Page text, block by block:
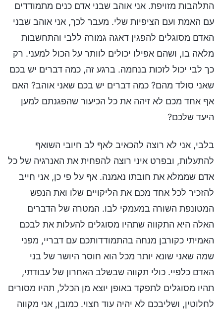
התלהבות מזויפת. אני אוהב שבני אדם כנים מתמודדים
עם האמת ועם הציפיות שלי. מעבר לכך, אני אוהב שבני
האדם מסוגלים להפגין דאגה גמורה ללבי והתחשבות
מלאה בו, ושהם אפילו יכולים לוותר על הכול למעני. רק
כך לבי יכול לזכות בנחמה. ברגע זה, כמה דברים יש בכם
שאני סולד מהם? כמה דברים יש בכם שאני אוהב? האם
אף אחד מכם לא זיהה את כל הכיעור שהפגנתם למען
היעד שלכם?
בלבי, אני לא רוצה להכאיב לאף לב חיובי השואף
להתעלות, ובפרט איני רוצה להפחית את האנרגיה של כל
אדם שממלא את חובתו נאמנה. אף על פי כן, אני חייב
להזכיר לכל אחד מכם את הליקויים שלו ואת הנפש
המטונפת השורה במעמקי לבו. המטרה של הדברים
האלה היא התקווה שתהיו מסוגלים להעלות את לבכם
האמיתי כקורבן מנחה בהתמודדותכם עם דבריי, מפני
שמה שאני שונא יותר מכל הוא חוסר היושר של בני
האדם כלפיי. כולי תקווה שבשלב האחרון של עבודתי,
תהיו מסוגלים לתפקד באופן יוצא מן הכלל, תהיו מסורים
לחלוטין, ושליבכם לא יהיה עוד חצוי. כמובן, אני מקווה